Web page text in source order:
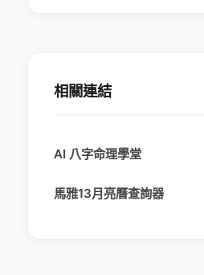
相關連結
AI 八字命理學堂
馬雅13月亮曆查詢器